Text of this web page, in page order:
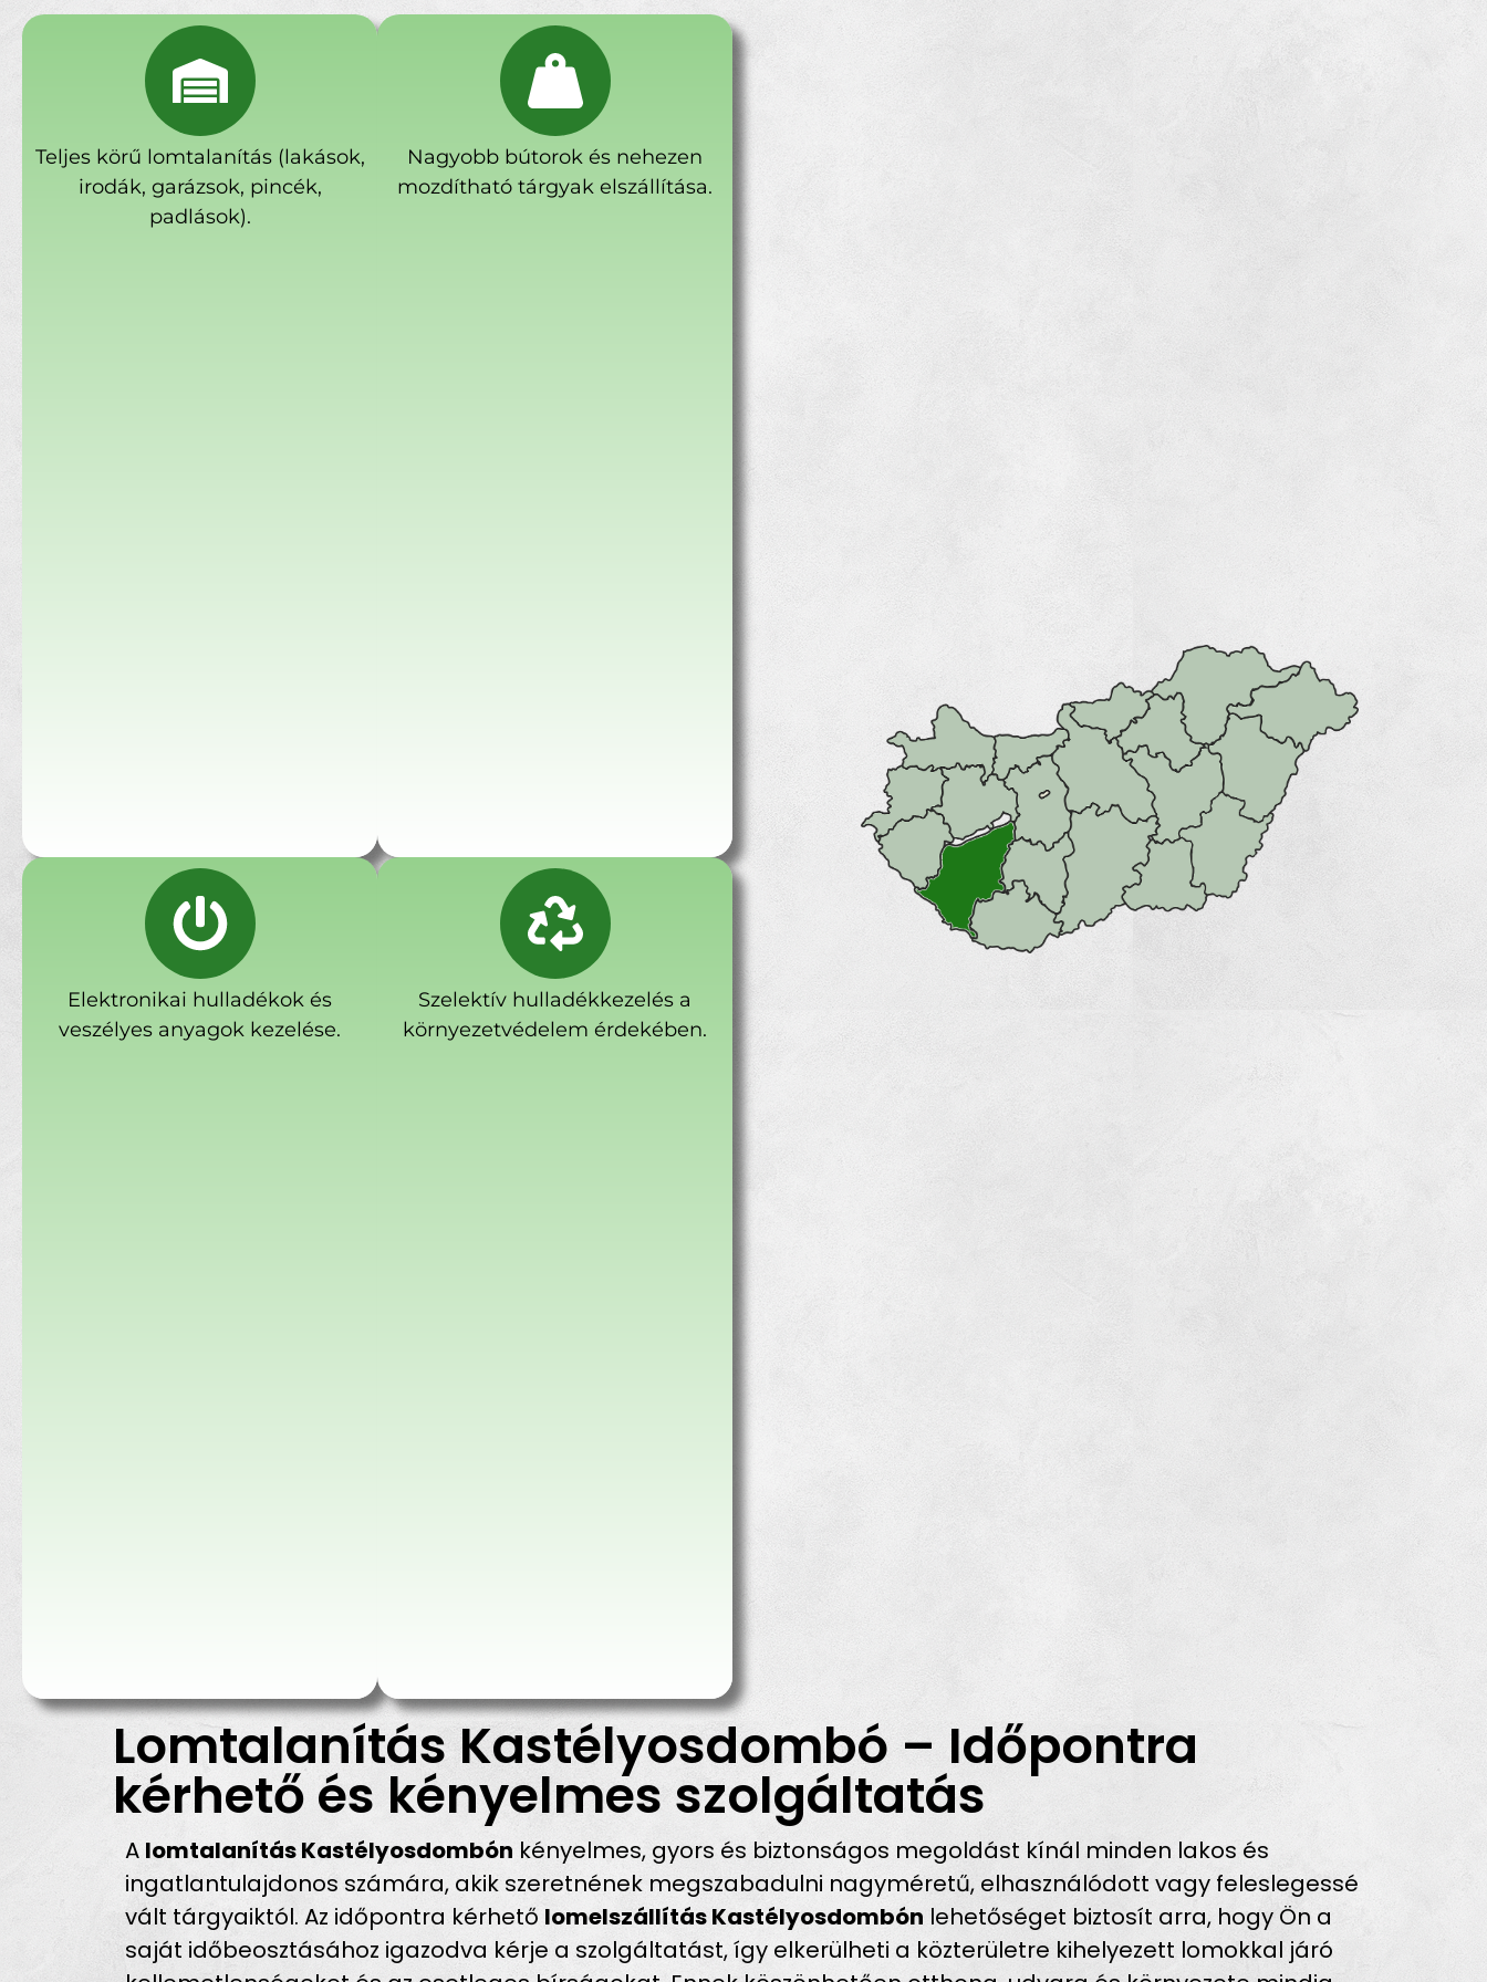
Teljes körű lomtalanítás (lakások,
irodák, garázsok, pincék,
padlások).
Nagyobb bútorok és nehezen
mozdítható tárgyak elszállítása.
Elektronikai hulladékok és
veszélyes anyagok kezelése.
Szelektív hulladékkezelés a
környezetvédelem érdekében.
Lomtalanítás Kastélyosdombó – Időpontra
kérhető és kényelmes szolgáltatás
A lomtalanítás Kastélyosdombón kényelmes, gyors és biztonságos megoldást kínál minden lakos és
ingatlantulajdonos számára, akik szeretnének megszabadulni nagyméretű, elhasználódott vagy feleslegessé
vált tárgyaiktól. Az időpontra kérhető lomelszállítás Kastélyosdombón lehetőséget biztosít arra, hogy Ön a
saját időbeosztásához igazodva kérje a szolgáltatást, így elkerülheti a közterületre kihelyezett lomokkal járó